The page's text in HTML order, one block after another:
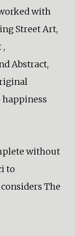
with
Street Art,
,
Abstract,
happiness
without
to
The